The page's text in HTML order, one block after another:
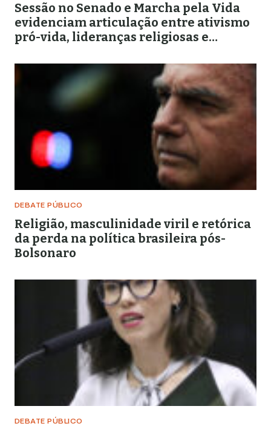
Sessão no Senado e Marcha pela Vida
evidenciam articulação entre ativismo
pró-vida, lideranças religiosas e
DEBATE PÚBLICO
Religião, masculinidade viril e retórica
da perda na política brasileira pós-
Bolsonaro
DEBATE PÚBLICO